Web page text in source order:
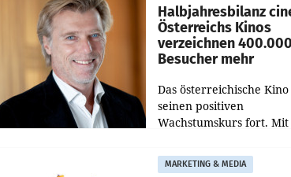
Halbjahresbilanz
Österreichs Kinos
verzeichnen 400.000
Besucher mehr
Das österreichische Kino
seinen positiven
Wachstumskurs fort.
und Besucher höheren
Nettoreichweite im ersten
MARKETING & MEDIA